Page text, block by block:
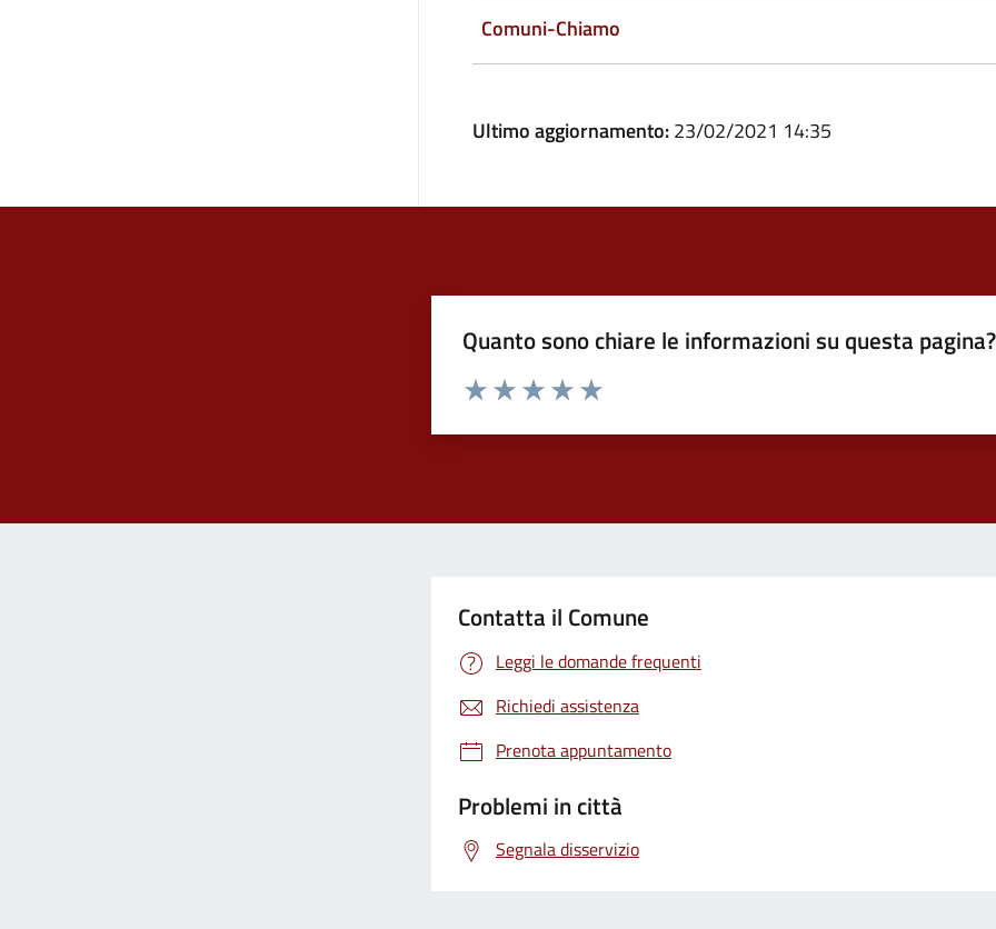
Comuni-Chiamo
Ultimo aggiornamento:23/02/2021 14:35
Quanto sono chiare le informazioni su questa pagina?
Valuta da 1 a 5 stelle la pagina
Contatta il Comune
Leggi le domande frequenti
Richiedi assistenza
Prenota appuntamento
Problemi in città
Segnala disservizio